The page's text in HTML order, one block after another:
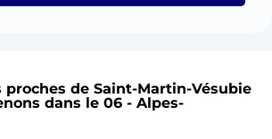
de Saint-Martin-Vésubie
dans le 06 - Alpes-